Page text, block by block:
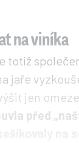
na viníka
totiž
jaře
jen
před